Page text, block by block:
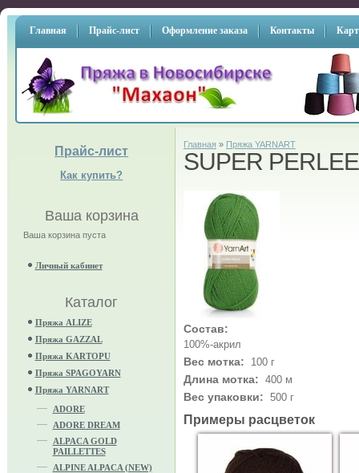
Главная Прайс-лист Оформление заказа Контакты
Прайс-лист
Как купить?
Ваша корзина
Ваша корзина пуста
Личный кабинет
Каталог
Пряжа ALIZE
Пряжа GAZZAL
Пряжа KARTOPU
Пряжа SPAGOYARN
Пряжа YARNART
ADORE
ADORE DREAM
ALPACA GOLD
PAILLETTES
ALPINE ALPACA (NEW)
Главная » Пряжа YARNART
SUPER PERLEE
Состав:
100%-акрил
Вес мотка: 100 г
Длина мотка: 400 м
Вес упаковки: 500 г
Примеры расцветок